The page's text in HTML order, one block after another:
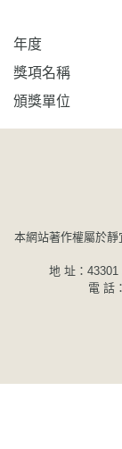
年度
獎項名稱
頒獎單位
本網站著作權屬於
地 址：
電 話